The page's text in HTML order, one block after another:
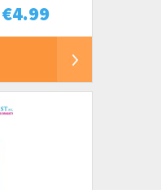
€4.99